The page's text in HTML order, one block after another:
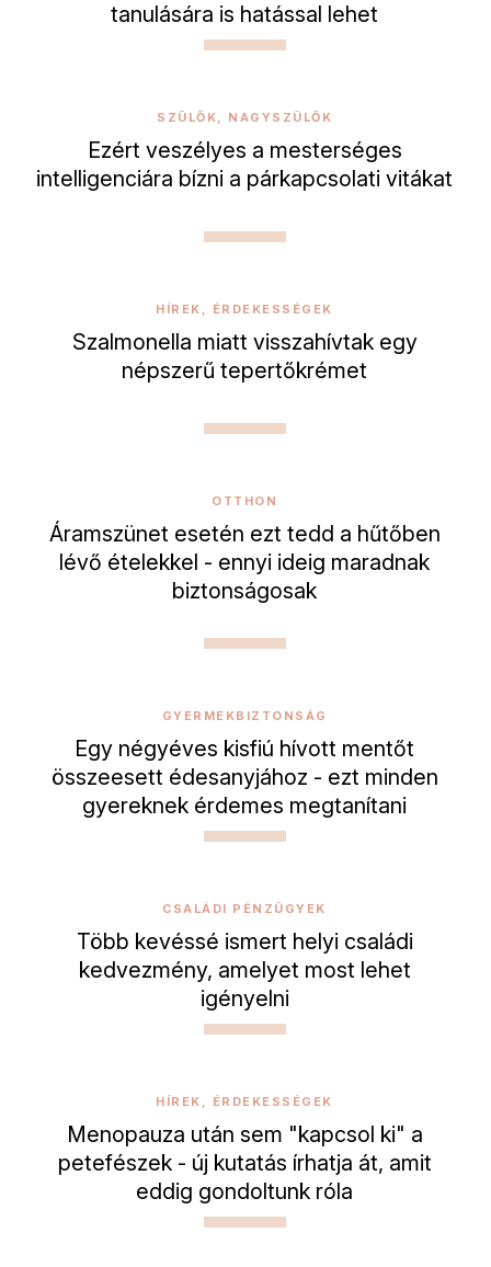
tanulására is hatással lehet
SZÜLŐK, NAGYSZÜLŐK
Ezért veszélyes a mesterséges
intelligenciára bízni a párkapcsolati vitákat
HÍREK, ÉRDEKESSÉGEK
Szalmonella miatt visszahívtak egy
népszerű tepertőkrémet
OTTHON
Áramszünet esetén ezt tedd a hűtőben
lévő ételekkel - ennyi ideig maradnak
biztonságosak
GYERMEKBIZTONSÁG
Egy négyéves kisfiú hívott mentőt
összeesett édesanyjához - ezt minden
gyereknek érdemes megtanítani
CSALÁDI PÉNZÜGYEK
Több kevéssé ismert helyi családi
kedvezmény, amelyet most lehet
igényelni
HÍREK, ÉRDEKESSÉGEK
Menopauza után sem "kapcsol ki" a
petefészek - új kutatás írhatja át, amit
eddig gondoltunk róla